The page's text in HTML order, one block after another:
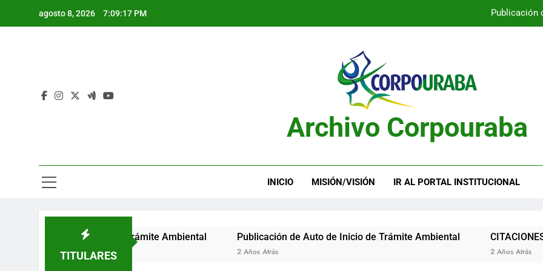
agosto 8, 2026 7:09:18 PM Publicación
Publicación
Archivo Corpouraba
INICIO MISIÓN/VISIÓN IR AL PORTAL INSTITUCIONAL
TITULARES
Auto de Inicio de Trámite Ambiental Publicación de Auto de Inicio de Trámite Ambiental
2 Años Atrás
CITACIONES
2 Años Atrás